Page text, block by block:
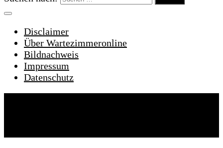
Disclaimer
Über Wartezimmeronline
Bildnachweis
Impressum
Datenschutz